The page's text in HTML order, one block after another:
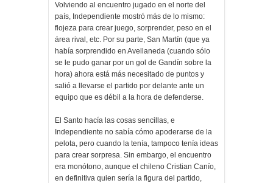
Volviendo al encuentro jugado en el norte del
país, Independiente mostró más de lo mismo:
flojeza para crear juego, sorprender, peso en el
área rival, etc. Por su parte, San Martín (que ya
había sorprendido en Avellaneda (cuando sólo
se le pudo ganar por un gol de Gandín sobre la
hora) ahora está más necesitado de puntos y
salió a llevarse el partido por delante ante un
equipo que es débil a la hora de defenderse.
El Santo hacía las cosas sencillas, e
Independiente no sabía cómo apoderarse de la
pelota, pero cuando la tenía, tampoco tenía ideas
para crear sorpresa. Sin embargo, el encuentro
era monótono, aunque el chileno Cristian Canío,
en definitiva quien sería la figura del partido,